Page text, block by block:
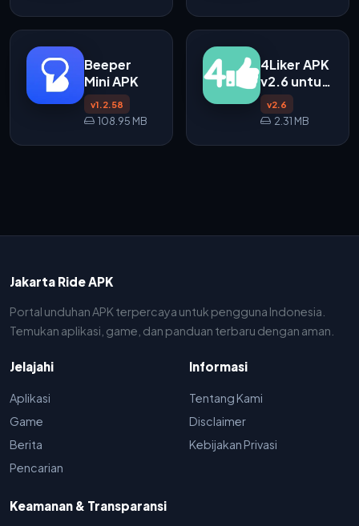
Beeper
Mini APK
v1.2.58
108.95 MB
4Liker APK
v2.6 untuk
Android
v2.6
2.31 MB
Jakarta Ride APK
Portal unduhan APK terpercaya untuk pengguna Indonesia.
Temukan aplikasi, game, dan panduan terbaru dengan aman.
Jelajahi
Aplikasi
Game
Berita
Pencarian
Informasi
Tentang Kami
Disclaimer
Kebijakan Privasi
Keamanan & Transparansi